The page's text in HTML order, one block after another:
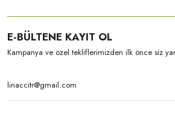
E-BÜLTENE KAYIT OL
Kampanya ve özel tekliflerimizden ilk önce siz